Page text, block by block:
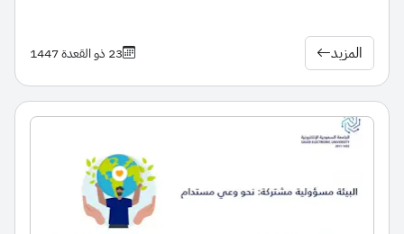
المزيد 23 ذو القعدة 1447